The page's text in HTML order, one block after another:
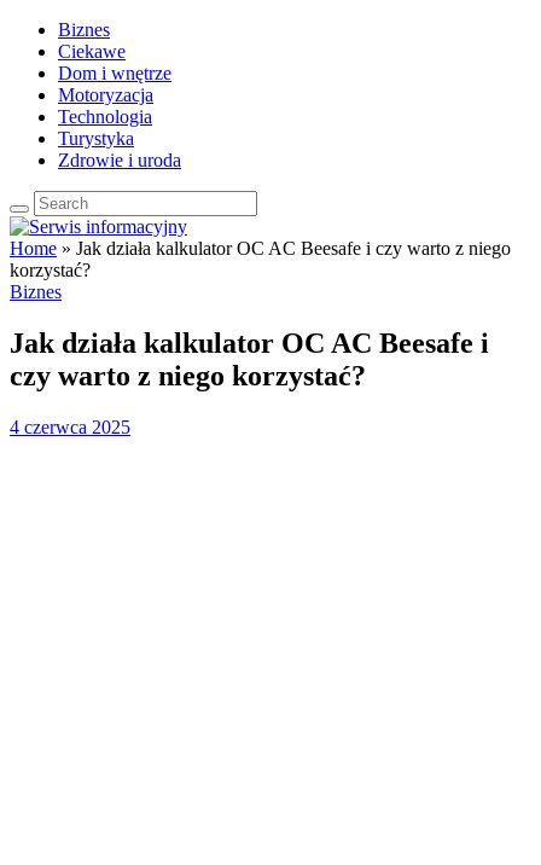
Biznes
Ciekawe
Dom i wnętrze
Motoryzacja
Technologia
Turystyka
Zdrowie i uroda
Home » Jak działa kalkulator OC AC Beesafe i czy warto z niego
korzystać?
Biznes
Jak działa kalkulator OC AC Beesafe i
czy warto z niego korzystać?
4 czerwca 2025